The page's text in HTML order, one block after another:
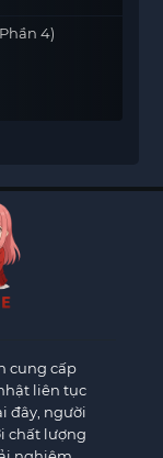
4)
cung cấp
liên tục
đây, người
chất lượng